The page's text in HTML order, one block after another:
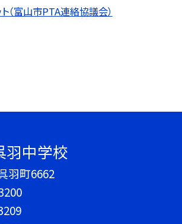
（富山市PTA連絡協議会）
羽中学校
羽町6662